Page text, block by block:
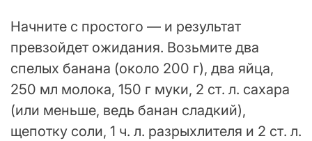
Начните с простого — и результат
превзойдет ожидания. Возьмите два
спелых банана (около 200 г), два яйца,
250 мл молока, 150 г муки, 2 ст. л. сахара
(или меньше, ведь банан сладкий),
щепотку соли, 1 ч. л. разрыхлителя и 2 ст. л.